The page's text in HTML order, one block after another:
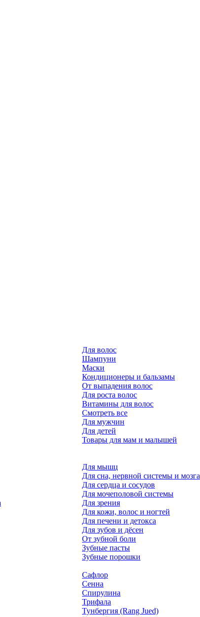
Для волос
Шампуни
Маски
Кондиционеры и бальзамы
От выпадения волос
Для роста волос
Витамины для волос
Смотреть все
Для мужчин
Для детей
Товары для мам и малышей
Для мышц
Для сна, нервной системы и мозга
Для сердца и сосудов
Для мочеполовой системы
Для зрения
Для кожи, волос и ногтей
Для печени и детокса
Для зубов и дёсен
От зубной боли
Зубные пасты
Зубные порошки
Сафлор
Сенна
Спирулина
Трифала
Тунбергия (Rang Jued)